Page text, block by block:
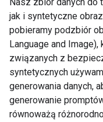
jak i syntetyczne
pobieramy podzbiór
Language and
związanych z
syntetycznych
generowania danych,
generowanie
równoważą